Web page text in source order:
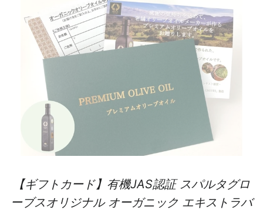
【ギフトカード】有機JAS認証 スパルタグロ
ーブスオリジナル オーガニック エキストラバ